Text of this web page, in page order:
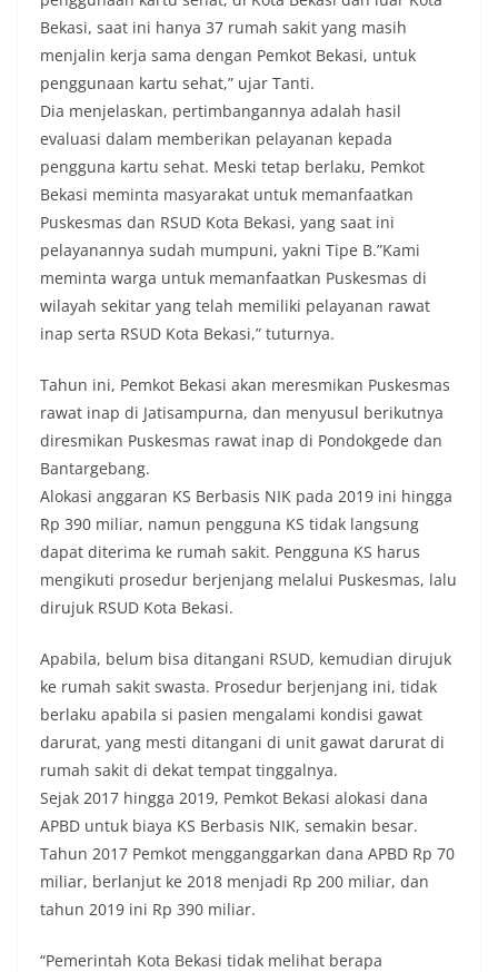
Bekasi, saat ini hanya 37‎ rumah sakit yang masih
menjalin kerja sama dengan Pemkot Bekasi, untuk
penggunaan kartu sehat,” ujar Tanti.
Dia menjelaskan, pertimbangannya adalah hasil
evaluasi dalam memberikan pelayanan kepada
pengguna kartu sehat. Meski tetap berlaku, Pemkot
Bekasi meminta masyarakat untuk memanfaatkan
Puskesmas dan RSUD Kota Bekasi, yang saat ini
pelayanannya sudah mumpuni, yakni Tipe B.”Kami
meminta warga untuk memanfaatkan Puskesmas di
wilayah sekitar yang telah memiliki pelayanan rawat
inap serta RSUD Kota Bekasi,” tuturnya.
Tahun ini, Pemkot Bekasi akan meresmikan Puskesmas
rawat inap di Jatisampurna, dan menyusul berikutnya
diresmikan Puskesmas rawat inap di Pondokgede dan
Bantargebang.
Alokasi anggaran KS Berbasis NIK pada 2019 ini hingga
Rp ‎390 miliar, namun pengguna KS tidak langsung
dapat diterima ke rumah sakit. Pengguna KS harus
mengikuti prosedur berjenjang melalui Puskesmas, lalu
dirujuk RSUD Kota Bekasi.
Apabila, belum bisa ditangani RSUD, kemudian dirujuk
ke rumah sakit swasta. Prosedur berjenjang ini, tidak
berlaku apabila si pasien mengalami kondisi gawat
darurat, yang mesti ditangani di unit gawat darurat di
rumah sakit di dekat tempat tinggalnya.
Sejak 2017 hingga 2019, Pemkot Bekasi alokasi dana
APBD untuk biaya KS Berbasis NIK, semakin besar.
Tahun 2017 Pemkot mengganggarkan dana APBD Rp 70
miliar, berlanjut ke 2018 menjadi Rp 200 miliar, dan
tahun 2019 ini Rp 390 miliar.
“Pemerintah Kota Bekasi tidak melihat berapa